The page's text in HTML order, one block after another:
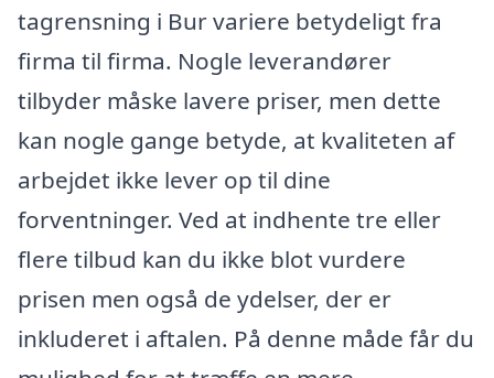
tagrensning i Bur variere betydeligt fra
firma til firma. Nogle leverandører
tilbyder måske lavere priser, men dette
kan nogle gange betyde, at kvaliteten af
arbejdet ikke lever op til dine
forventninger. Ved at indhente tre eller
flere tilbud kan du ikke blot vurdere
prisen men også de ydelser, der er
inkluderet i aftalen. På denne måde får du